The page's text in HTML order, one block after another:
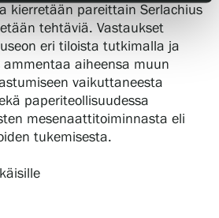
kierretään pareittain Serlachius
tehtäviä. Vastaukset
eri tiloista tutkimalla ja
aiheensa muun
vaikuttaneesta
paperiteollisuudessa
mesenaattitoiminnasta eli
tukemisesta.